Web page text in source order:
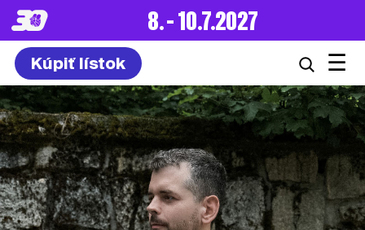
8. – 10.7.2027
Kúpiť lístok ☰